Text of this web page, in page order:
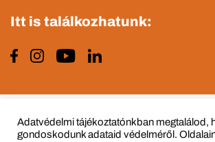
Itt is találkozhatunk:
Impresszum Adatvédelmi tájékoztató
Adatvédelmi tájékoztatónkban megtalálod,
gondoskodunk adataid védelméről.